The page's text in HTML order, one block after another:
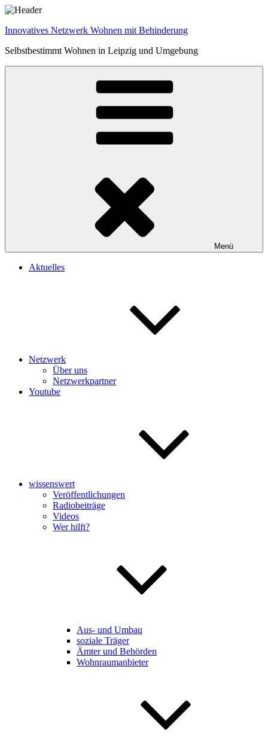
Zum
springen
Innovatives Netzwerk Wohnen mit Behinderung
Selbstbestimmt Wohnen in Leipzig und Umgebung
Menü
Aktuelles
Netzwerk
Über uns
Netzwerkpartner
Youtube
wissenswert
Veröffentlichungen
Radiobeiträge
Videos
Wer hilft?
Aus- und Umbau
soziale Träger
Ämter und Behörden
Wohnraumanbieter